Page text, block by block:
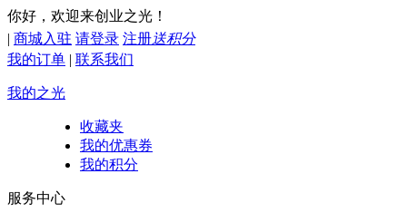
你好，欢迎来创业之光！
| 商城入驻 请登录 注册送积分
我的订单 | 联系我们
我的之光
收藏夹
我的优惠券
我的积分
服务中心